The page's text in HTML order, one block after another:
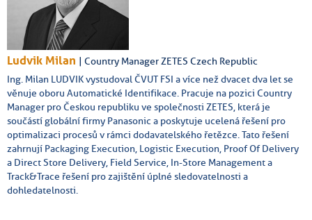
Ludvik Milan | Country Manager ZETES Czech Republic
Ing. Milan LUDVIK vystudoval ČVUT FSI a více než dvacet dva let se
věnuje oboru Automatické Identifikace. Pracuje na pozici Country
Manager pro Českou republiku ve společnosti ZETES, která je
součástí globální firmy Panasonic a poskytuje ucelená řešení pro
optimalizaci procesů v rámci dodavatelského řetězce. Tato řešení
zahrnují Packaging Execution, Logistic Execution, Proof Of Delivery
a Direct Store Delivery, Field Service, In-Store Management a
Track&Trace řešení pro zajištění úplné sledovatelnosti a
dohledatelnosti.